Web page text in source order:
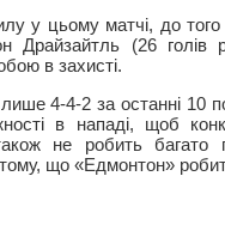
у цьому матчі, до
Драйзайтль (26 голів
в захисті.
4-4-2 за останні 10
в нападі, щоб
не робить багато
що «Едмонтон»